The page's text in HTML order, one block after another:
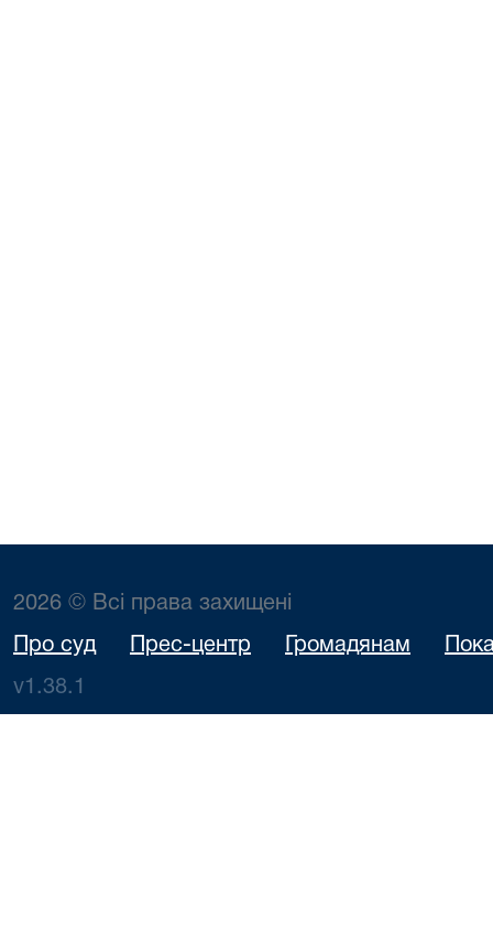
2026 © Всі права захищені
Про суд Прес-центр Громадянам
v1.38.1